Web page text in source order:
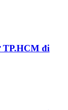
TP.HCM đi